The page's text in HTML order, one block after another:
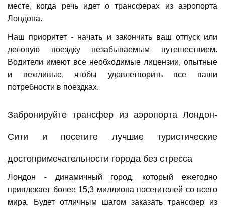
месте, когда речь идет о трансферах из аэропорта
Лондона.
Наш приоритет - начать и закончить ваш отпуск или
деловую поездку незабываемым путешествием.
Водители имеют все необходимые лицензии, опытные
и вежливые, чтобы удовлетворить все ваши
потребности в поездках.
Забронируйте трансфер из аэропорта Лондон-
Сити и посетите лучшие туристические
достопримечательности города без стресса
Лондон - динамичный город, который ежегодно
привлекает более 15,3 миллиона посетителей со всего
мира. Будет отличным шагом заказать трансфер из